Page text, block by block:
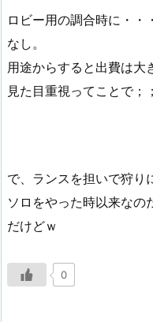
ロビー用の調合時に・・
なし。
用途からすると出費は大
見た目重視ってことで；；
で、ランスを担いで狩り
ソロをやった時以来なの
だけどｗ
0